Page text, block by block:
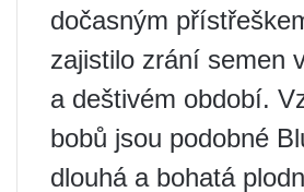
dočasným
zajistilo zrání semen
a deštivém období.
bobů jsou podobné
dlouhá a bohatá